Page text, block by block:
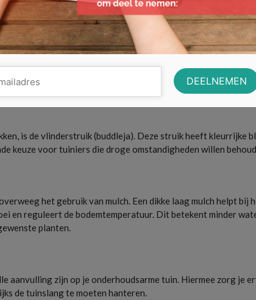
een uitstekende keuze voor schaduwrijke delen van je tuin. Ze
en schoonheid.
is de vlinderstruik (buddleja). Deze struik heeft kleurrijke
keuze voor tuiniers die droge omstandigheden willen
het gebruik van mulch. Een dikke laag mulch helpt bij
en reguleert de bodemtemperatuur. Dit betekent minder
planten.
aanvulling zijn op je onderhoudsarme tuin. Hiermee zorg je
de tuinslang te moeten hanteren.